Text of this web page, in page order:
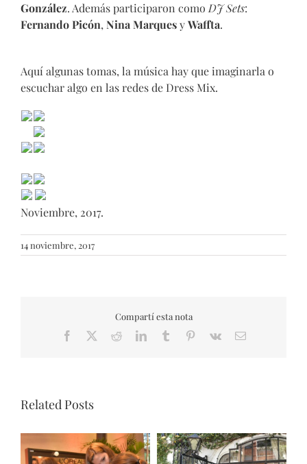
González. Además participaron como DJ Sets:
Fernando Picón, Nina MarquesyWaffta.
Aquí algunas tomas, la música hay que imaginarla o
escuchar algo en las redes de Dress Mix.
Noviembre, 2017.
14 noviembre, 2017
Compartí esta nota
Facebook RedditLinkedInTumblr Pinterest
Vk Email
Related Posts